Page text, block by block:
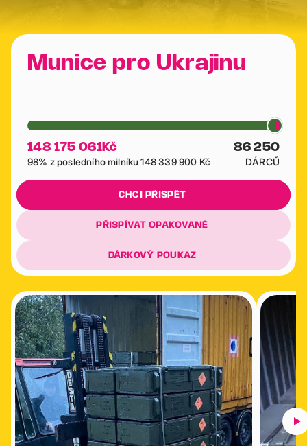
Munice pro Ukrajinu
148 175 061Kč 86 250
98% z posledního milníku 148 339 900 Kč DÁRCŮ
CHCI PŘISPĚT
PŘISPÍVAT OPAKOVANĚ
DÁRKOVÝ POUKAZ